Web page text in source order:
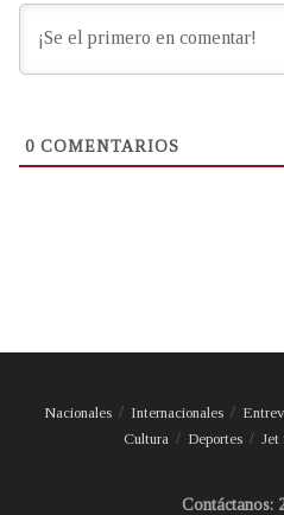
0 COMENTARIOS
Nacionales Internacionales
Cultura
Deportes Jet
Contáctanos: